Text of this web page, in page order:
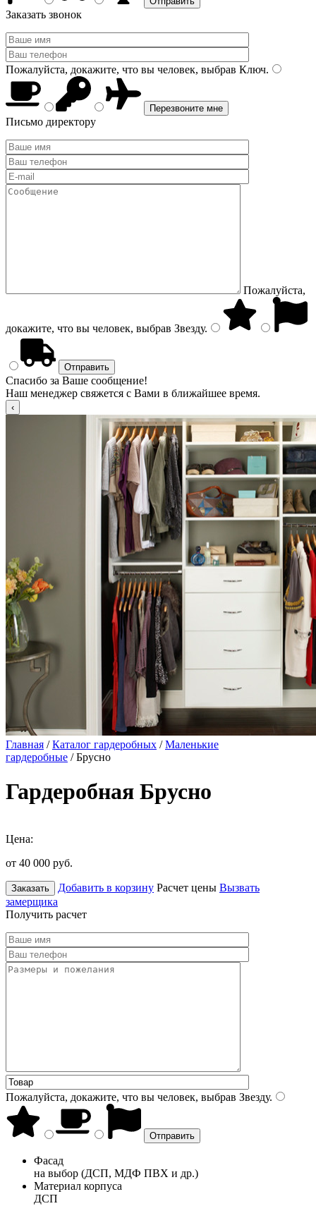
Заказать звонок
Пожалуйста, докажите, что вы человек, выбрав Ключ.
Письмо директору
Пожалуйста,
докажите, что вы человек, выбрав Звезду.
Спасибо за Ваше сообщение!
Наш менеджер свяжется с Вами в ближайшее время.
Главная /Каталог гардеробных /Маленькие
гардеробные / Брусно
Гардеробная Брусно
Цена:
от 40 000 руб.
Заказать Добавить в корзину Расчет цены Вызвать
замерщика
Получить расчет
Пожалуйста, докажите, что вы человек, выбрав Звезду.
Фасад
на выбор (ДСП, МДФ ПВХ и др.)
Материал корпуса
ДСП